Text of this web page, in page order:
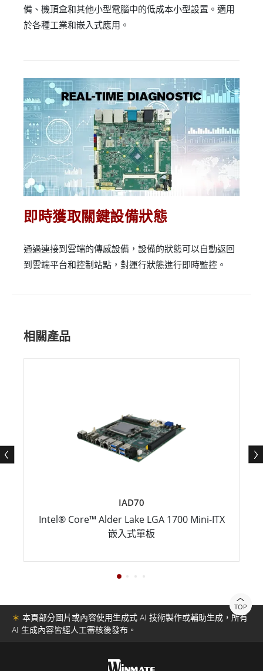
備、機頂盒和其他小型電腦中的低成本小型設置。適用
於各種工業和嵌入式應用。
即時獲取關鍵設備狀態
通過連接到雲端的傳感設備，設備的狀態可以自動返回
到雲端平台和控制站點，對運行狀態進行即時監控。
相關產品
IAD70
Intel® Core™ Alder Lake LGA 1700 Mini-ITX
嵌入式單板
TOP
＊ 本頁部分圖片或內容使用生成式 AI 技術製作或輔助生成，所有
AI 生成內容皆經人工審核後發布。